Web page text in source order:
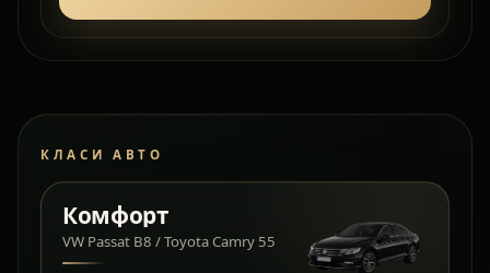
КЛАСИ АВТО
Комфорт
VW Passat B8 / Toyota Camry 55